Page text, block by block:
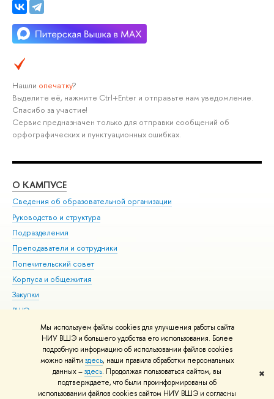
Мы используем файлы cookies для улучшения работы сайта
НИУ ВШЭ и большего удобства его использования. Более
подробную информацию об использовании файлов cookies
можно найти здесь, наши правила обработки персональных
данных –здесь. Продолжая пользоваться сайтом, вы
подтверждаете, что были проинформированы об
использовании файлов cookies сайтом НИУ ВШЭ и согласны
✖
Нашли опечатку?
Выделите её, нажмите Ctrl+Enter и отправьте нам уведомление.
Спасибо за участие!
Сервис предназначен только для отправки сообщений об
орфографических и пунктуационных ошибках.
О КАМПУСЕ
Сведения об образовательной организации
Руководство и структура
Подразделения
Преподаватели и сотрудники
Попечительский совет
Корпуса и общежития
Закупки
ВШЭ для студентов с ограниченными возможностями
здоровья и инвалидностью
Версия для слабовидящих
Единая платежная страница
© НИУ ВШЭ 1993–2026 Адреса и контакты Условия использования